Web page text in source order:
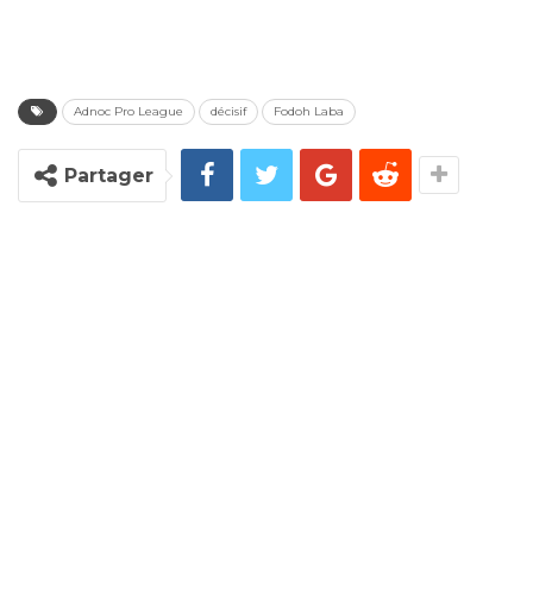
Adnoc Pro League décisif Fodoh Laba
Partager